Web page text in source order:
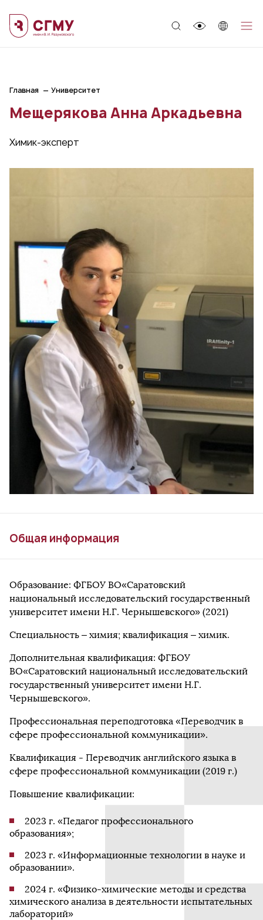
Главная Университет
Мещерякова Анна Аркадьевна
Химик-эксперт
Общая информация
Образование: ФГБОУ ВО«Саратовский
национальный исследовательский государственный
университет имени Н.Г. Чернышевского» (2021)
Специальность – химия; квалификация – химик.
Дополнительная квалификация: ФГБОУ
ВО«Саратовский национальный исследовательский
государственный университет имени Н.Г.
Чернышевского».
Профессиональная переподготовка «Переводчик в
сфере профессиональной коммуникации».
Квалификация - Переводчик английского языка в
сфере профессиональной коммуникации (2019 г.)
Повышение квалификации:
2023 г. «Педагог профессионального
образования»;
2023 г. «Информационные технологии в науке и
образовании».
2024 г. «Физико-химические методы и средства
химического анализа в деятельности испытательных
лабораторий»